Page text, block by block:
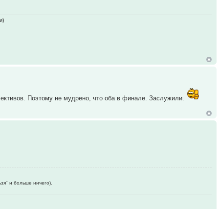
Поэтому не мудрено, что оба в финале. Заслужили.
и больше ничего).